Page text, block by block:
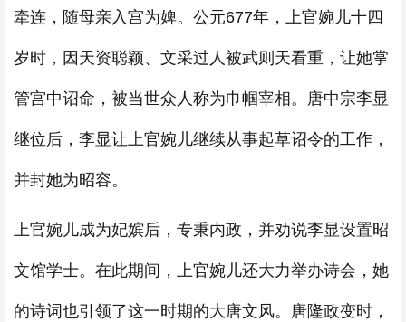
牵连，随母亲入宫为婢。公元677年，上官婉儿十四
岁时，因天资聪颖、文采过人被武则天看重，让她掌
管宫中诏命，被当世众人称为巾帼宰相。唐中宗李显
继位后，李显让上官婉儿继续从事起草诏令的工作，
并封她为昭容。
上官婉儿成为妃嫔后，专秉内政，并劝说李显设置昭
文馆学士。在此期间，上官婉儿还大力举办诗会，她
的诗词也引领了这一时期的大唐文风。唐隆政变时，